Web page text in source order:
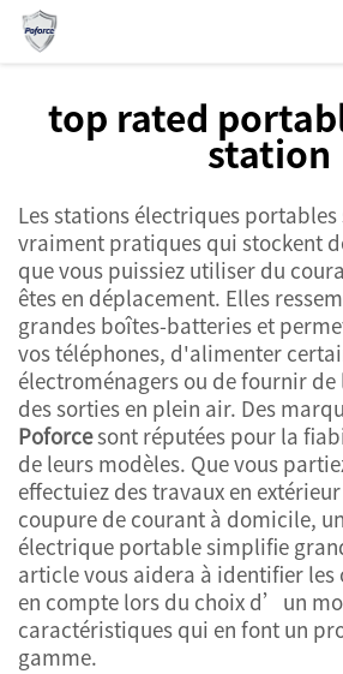
À Propos de Nous
Produits
Services
Actualités
Contactez-nous
top rated
station
Les stations électriques
vraiment pratiques qui stockent
que vous puissiez utiliser du
êtes en déplacement. Elles
grandes boîtes-batteries et
vos téléphones, d'alimenter
électroménagers ou de fournir
des sorties en plein air. Des
Poforcesont réputées pour la
de leurs modèles. Que vous
effectuiez des travaux en
coupure de courant à domicile,
électrique portable simplifie
article vous aidera à identifier
en compte lors du choix d’un
caractéristiques qui en font un
gamme.